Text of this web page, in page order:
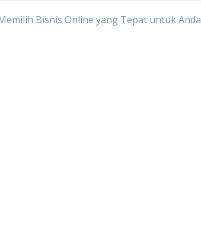
Bisnis Online yang Tepat untuk Anda